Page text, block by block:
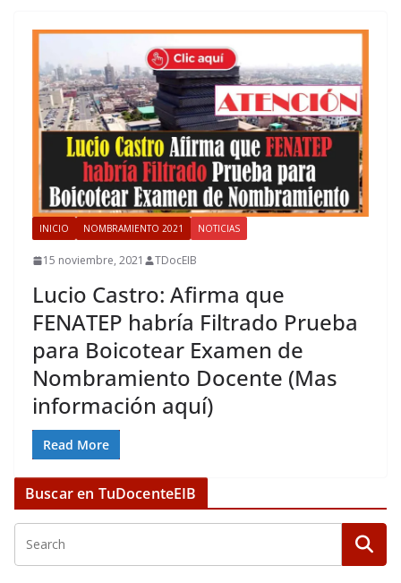
INICIO NOMBRAMIENTO 2021 NOTICIAS
15 noviembre, 2021 TDocEIB
Lucio Castro: Afirma que
FENATEP habría Filtrado Prueba
para Boicotear Examen de
Nombramiento Docente (Mas
información aquí)
Read More
Buscar en TuDocenteEIB